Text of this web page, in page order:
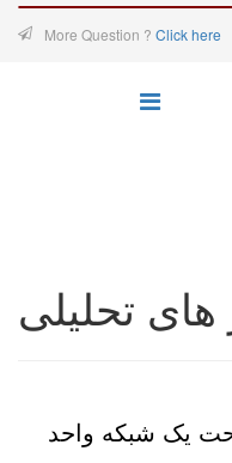
More Question ? Click here
های تحلیلی
یک شبکه واحد